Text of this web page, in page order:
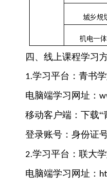
四、线上课程学习
1.学习平台：青书
电脑端学习网址：
移动客户端：下载“
登录账号：身份证
2.学习平台：联大
电脑端学习网址：